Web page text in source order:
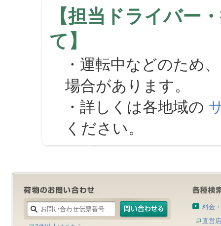
【担当ドライバー
て】
・運転中などのため
場合があります。
・詳しくは各地域の
ください。
料金
直営